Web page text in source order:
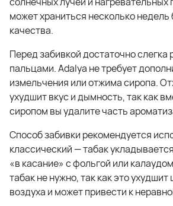
может храниться несколько недель
качества.
Перед забивкой достаточно слегка
пальцами. Adalya не требует
измельчения или отжима сиропа.
ухудшит вкус и дымность, так как
сиропом вы удалите часть
Способ забивки рекомендуется
классический — табак
«в касание» с фольгой или
табак не нужно, так как это
воздуха и может привести к